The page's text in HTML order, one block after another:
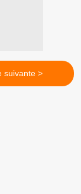
suivante >